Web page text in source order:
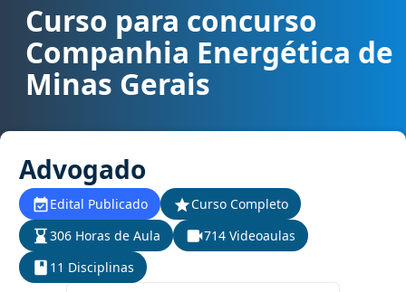
Curso para concurso Cemig (MG) - Companhia Energética de
Curso para concurso
Companhia Energética de
Minas Gerais
Advogado
Edital Publicado
Curso Completo
306 Horas de Aula
714 Videoaulas
11 Disciplinas